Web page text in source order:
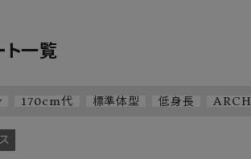
ト一覧
170cm代 標準体型 低身長 ARCH